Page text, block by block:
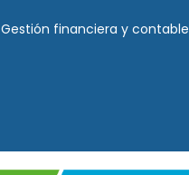
Gestión financiera y contable